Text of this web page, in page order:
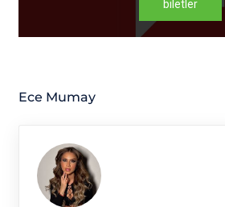
biletler
Ece Mumay